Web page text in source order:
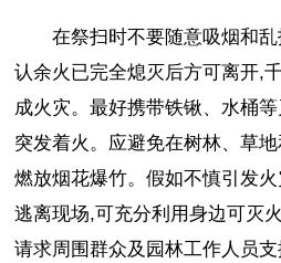
在祭扫时不要随意吸烟和
认余火已完全熄灭后方可离开,
成火灾。最好携带铁锹、水桶
突发着火。应避免在树林、草地
燃放烟花爆竹。假如不慎引发
逃离现场,可充分利用身边可灭
请求周围群众及园林工作人员